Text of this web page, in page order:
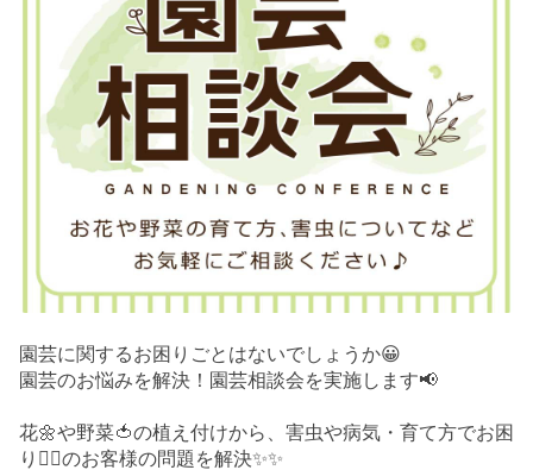
園芸に関するお困りごとはないでしょうか😀
園芸のお悩みを解決！園芸相談会を実施します📢
花🌼や野菜🍅の植え付けから、害虫や病気・育て方でお困
り😮‍💨のお客様の問題を解決✨✨